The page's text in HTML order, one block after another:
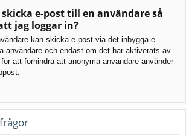
e-post till en användare så
jag loggar in?
kan skicka e-post via det inbygga e-
användare och endast om det har aktiverats av
att förhindra att anonyma användare använder